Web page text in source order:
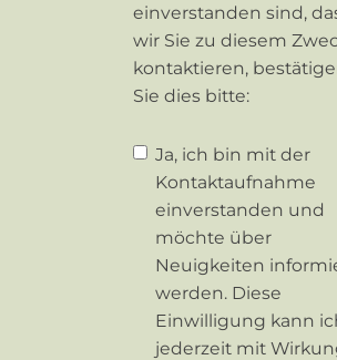
einverstanden sind,
wir Sie zu diesem
kontaktieren,
Sie dies bitte:
Ja, ich bin mit der
Kontaktaufnahme
einverstanden und
möchte über
Neuigkeiten
werden. Diese
Einwilligung kann
jederzeit mit